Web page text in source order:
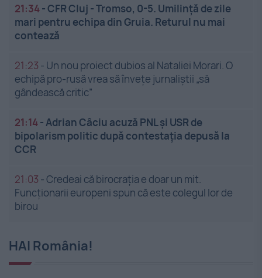
21:34-CFR Cluj - Tromso, 0-5. Umilință de zile
mari pentru echipa din Gruia. Returul nu mai
contează
21:23 - Un nou proiect dubios al Nataliei Morari. O
echipă pro-rusă vrea să înveţe jurnaliştii „să
gândească critic”
21:14-Adrian Câciu acuză PNL și USR de
bipolarism politic după contestația depusă la
CCR
21:03 -Credeai că birocrația e doar un mit.
Funcționarii europeni spun că este colegul lor de
birou
HAI România!